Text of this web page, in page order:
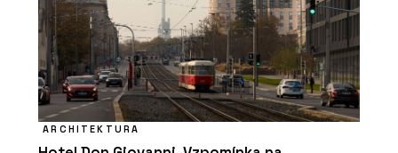
ARCHITEKTURA